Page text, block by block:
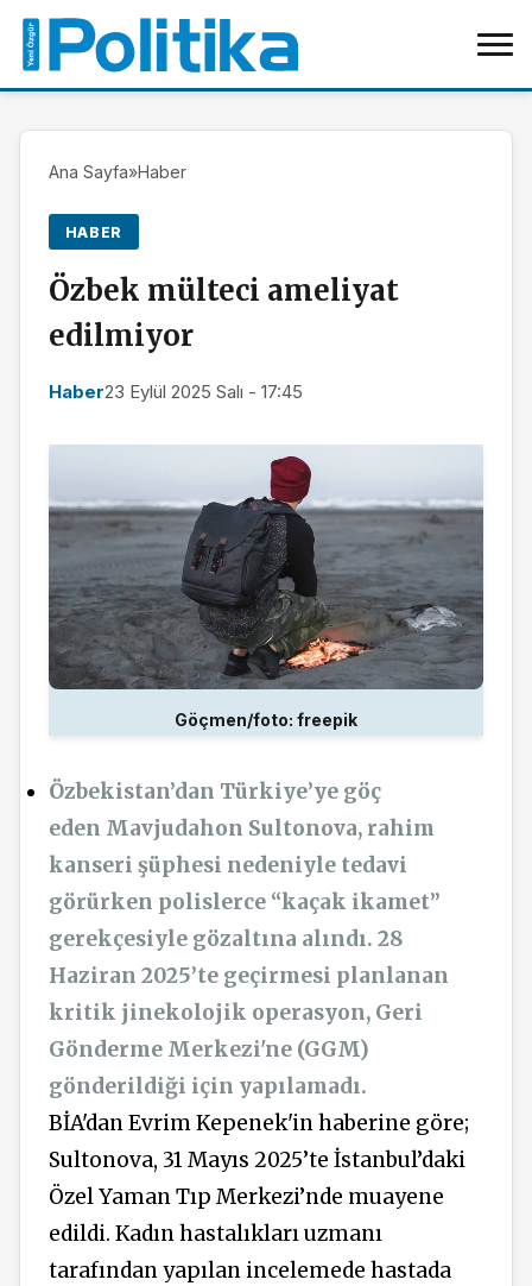
Ana Sayfa»Haber
HABER
Özbek mülteci ameliyat
edilmiyor
Haber23 Eylül 2025 Salı - 17:45
Göçmen/foto: freepik
Özbekistan’dan Türkiye’ye göç
eden Mavjudahon Sultonova, rahim
kanseri şüphesi nedeniyle tedavi
görürken polislerce “kaçak ikamet”
gerekçesiyle gözaltına alındı. 28
Haziran 2025’te geçirmesi planlanan
kritik jinekolojik operasyon, Geri
Gönderme Merkezi'ne (GGM)
gönderildiği için yapılamadı.
BİA'dan Evrim Kepenek'in haberine göre;
Sultonova, 31 Mayıs 2025’te İstanbul’daki
Özel Yaman Tıp Merkezi’nde muayene
edildi. Kadın hastalıkları uzmanı
tarafından yapılan incelemede hastada